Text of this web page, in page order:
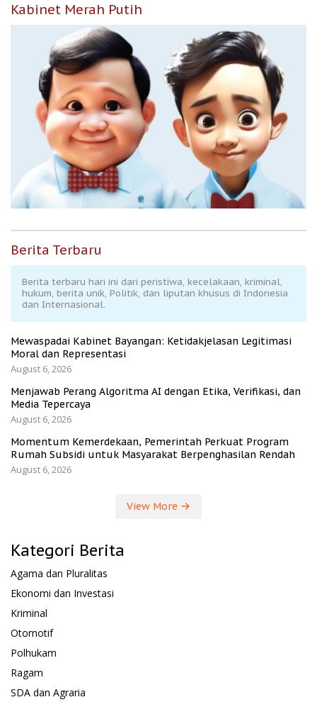
Kabinet Merah Putih
Berita Terbaru
Berita terbaru hari ini dari peristiwa, kecelakaan, kriminal,
hukum, berita unik, Politik, dan liputan khusus di Indonesia
dan Internasional.
Mewaspadai Kabinet Bayangan: Ketidakjelasan Legitimasi
Moral dan Representasi
August 6, 2026
Menjawab Perang Algoritma AI dengan Etika, Verifikasi, dan
Media Tepercaya
August 6, 2026
Momentum Kemerdekaan, Pemerintah Perkuat Program
Rumah Subsidi untuk Masyarakat Berpenghasilan Rendah
August 6, 2026
View More
Kategori Berita
Agama dan Pluralitas
Ekonomi dan Investasi
Kriminal
Otomotif
Polhukam
Ragam
SDA dan Agraria